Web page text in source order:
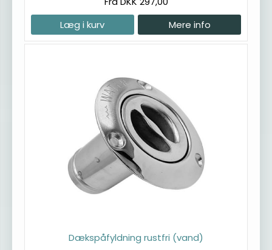
Læg i kurv
Mere info
Dækspåfyldning rustfri (vand)